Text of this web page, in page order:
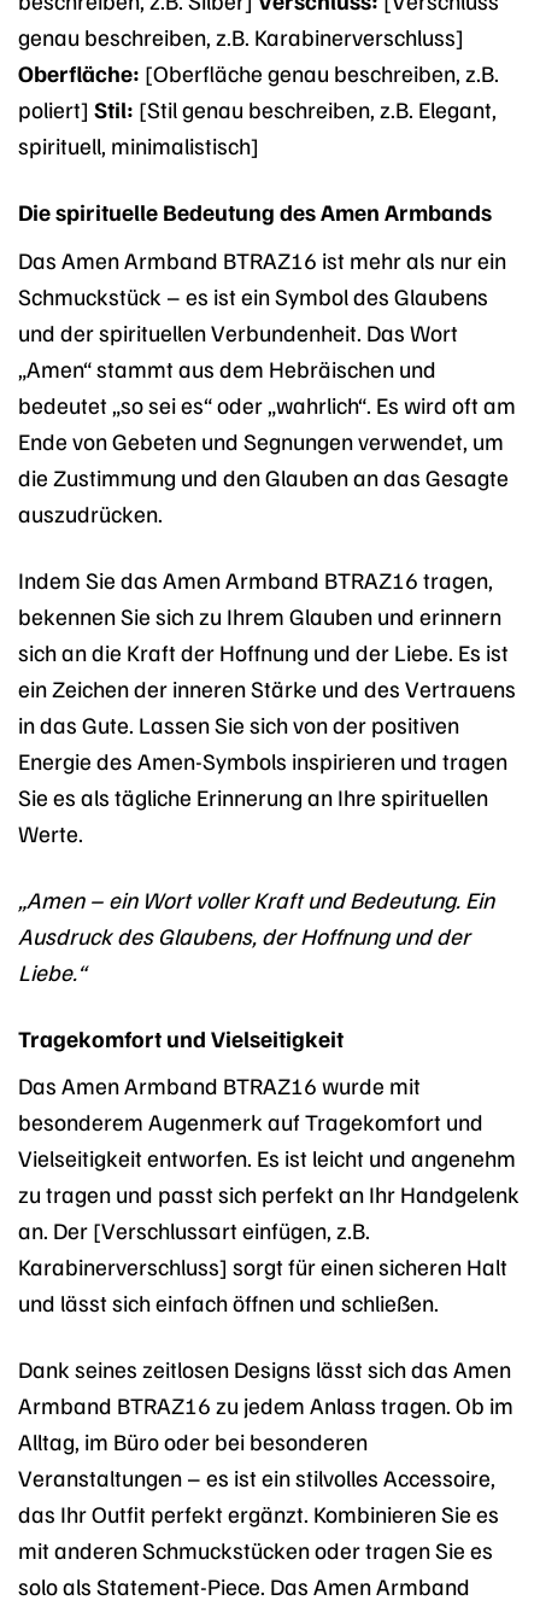
genau beschreiben, z.B. Karabinerverschluss]
Oberfläche: [Oberfläche genau beschreiben, z.B.
poliert] Stil: [Stil genau beschreiben, z.B. Elegant,
spirituell, minimalistisch]
Die spirituelle Bedeutung des Amen Armbands
Das Amen Armband BTRAZ16 ist mehr als nur ein
Schmuckstück – es ist ein Symbol des Glaubens
und der spirituellen Verbundenheit. Das Wort
„Amen“ stammt aus dem Hebräischen und
bedeutet „so sei es“ oder „wahrlich“. Es wird oft am
Ende von Gebeten und Segnungen verwendet, um
die Zustimmung und den Glauben an das Gesagte
auszudrücken.
Indem Sie das Amen Armband BTRAZ16 tragen,
bekennen Sie sich zu Ihrem Glauben und erinnern
sich an die Kraft der Hoffnung und der Liebe. Es ist
ein Zeichen der inneren Stärke und des Vertrauens
in das Gute. Lassen Sie sich von der positiven
Energie des Amen-Symbols inspirieren und tragen
Sie es als tägliche Erinnerung an Ihre spirituellen
Werte.
„Amen – ein Wort voller Kraft und Bedeutung. Ein
Ausdruck des Glaubens, der Hoffnung und der
Liebe.“
Tragekomfort und Vielseitigkeit
Das Amen Armband BTRAZ16 wurde mit
besonderem Augenmerk auf Tragekomfort und
Vielseitigkeit entworfen. Es ist leicht und angenehm
zu tragen und passt sich perfekt an Ihr Handgelenk
an. Der [Verschlussart einfügen, z.B.
Karabinerverschluss] sorgt für einen sicheren Halt
und lässt sich einfach öffnen und schließen.
Dank seines zeitlosen Designs lässt sich das Amen
Armband BTRAZ16 zu jedem Anlass tragen. Ob im
Alltag, im Büro oder bei besonderen
Veranstaltungen – es ist ein stilvolles Accessoire,
das Ihr Outfit perfekt ergänzt. Kombinieren Sie es
mit anderen Schmuckstücken oder tragen Sie es
solo als Statement-Piece. Das Amen Armband